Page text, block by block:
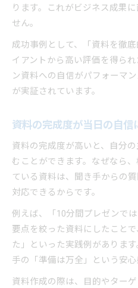
ります。これがビジネス成果
せん。
成功事例として、「資料を徹
イアントから高い評価を得ら
ン資料への自信がパフォーマ
が実証されています。
資料の完成度が当日の自信
資料の完成度が高いと、自分
むことができます。なぜなら
ている資料は、聞き手からの
対応できるからです。
例えば、「10分間プレゼンで
要点を絞った資料にしたこと
た」といった実践例がありま
手の「準備は万全」という安心
資料作成の際は、目的やター